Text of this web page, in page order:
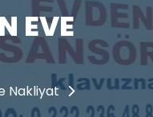
EVE
Nakliyat